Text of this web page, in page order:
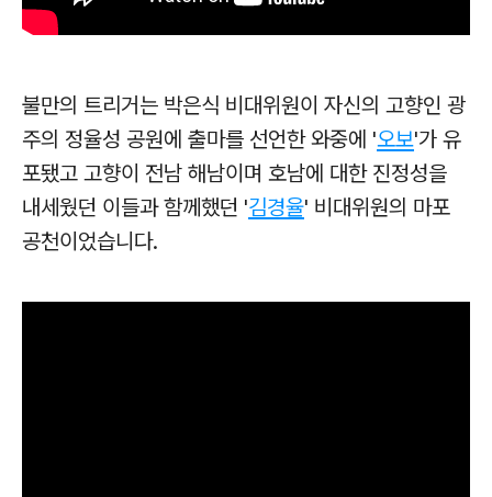
불만의 트리거는 박은식 비대위원이 자신의 고향인 광
주의 정율성 공원에 출마를 선언한 와중에 '오보'가 유
포됐고 고향이 전남 해남이며 호남에 대한 진정성을
내세웠던 이들과 함께했던 '김경율' 비대위원의 마포
공천이었습니다.